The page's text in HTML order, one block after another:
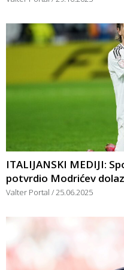
ITALIJANSKI MEDIJI:
potvrdio Modrićev
Valter Portal 25.06.2025